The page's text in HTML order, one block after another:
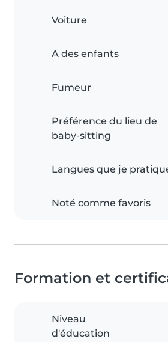
Voiture
A des enfants
Fumeur
Préférence du lieu de
baby-sitting
Langues que je
Noté comme favoris
Formation et
Niveau
d'éducation